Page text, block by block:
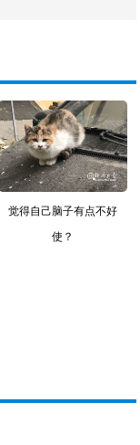
觉得自己脑子有点不好
使？